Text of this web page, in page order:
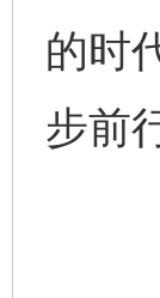
的时
步前